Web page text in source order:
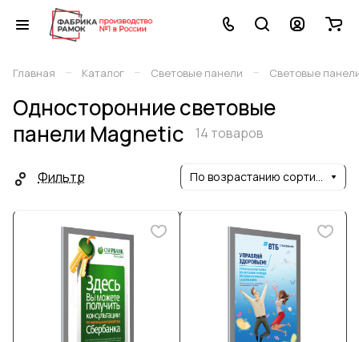
Главная – Каталог – Световые панели – Световые
Односторонние световые
панели Magnetic
14 товаров
Фильтр По возрастанию сортировки